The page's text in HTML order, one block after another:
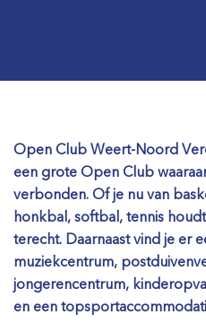
Open Club Weert-Noord
een grote Open Club
verbonden. Of je nu van
honkbal, softbal, tennis
terecht. Daarnaast vind je er
muziekcentrum,
jongerencentrum,
en een